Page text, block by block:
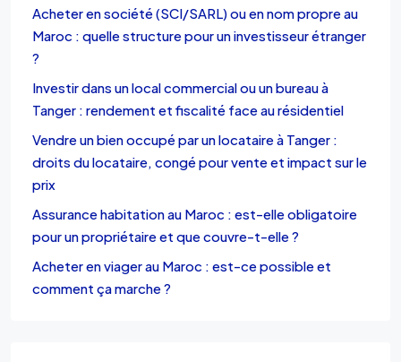
Acheter en société (SCI/SARL) ou en nom propre au
Maroc : quelle structure pour un investisseur étranger
?
Investir dans un local commercial ou un bureau à
Tanger : rendement et fiscalité face au résidentiel
Vendre un bien occupé par un locataire à Tanger :
droits du locataire, congé pour vente et impact sur le
prix
Assurance habitation au Maroc : est-elle obligatoire
pour un propriétaire et que couvre-t-elle ?
Acheter en viager au Maroc : est-ce possible et
comment ça marche ?